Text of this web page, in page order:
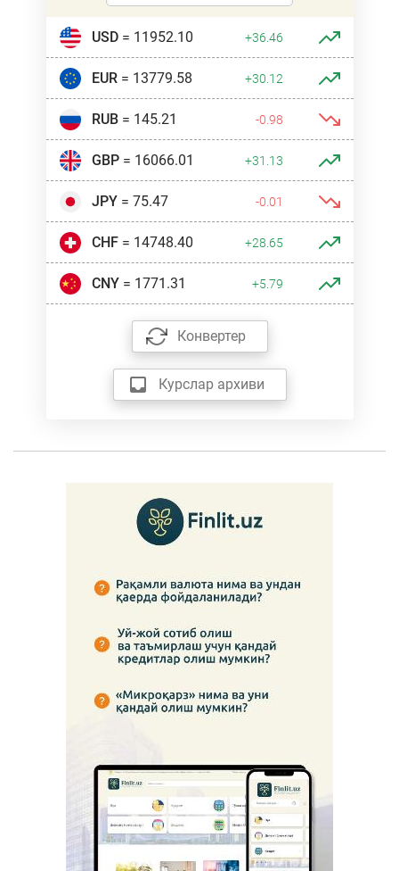
USD= 11952.10 +36.46
EUR= 13779.58 +30.12
RUB= 145.21 -0.98
GBP= 16066.01 +31.13
JPY= 75.47 -0.01
CHF= 14748.40 +28.65
CNY= 1771.31 +5.79
Конвертер
Курслар архиви